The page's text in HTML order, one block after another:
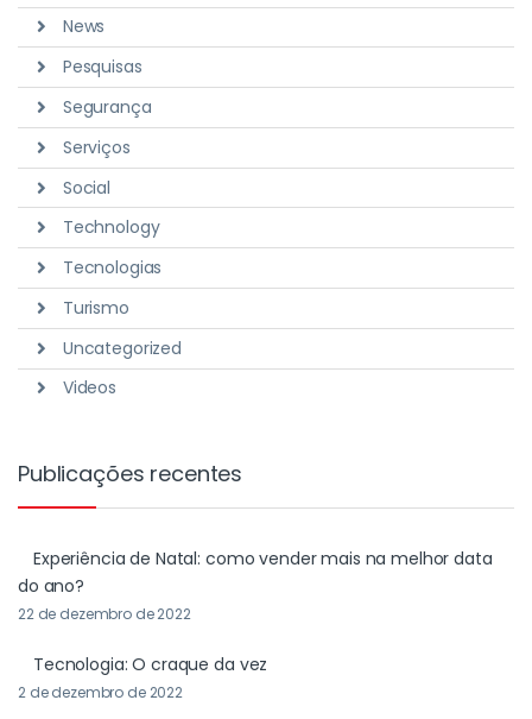
News
Pesquisas
Segurança
Serviços
Social
Technology
Tecnologias
Turismo
Uncategorized
Videos
Publicações recentes
Experiência de Natal: como vender mais na melhor data
do ano?
22 de dezembro de 2022
Tecnologia: O craque da vez
2 de dezembro de 2022